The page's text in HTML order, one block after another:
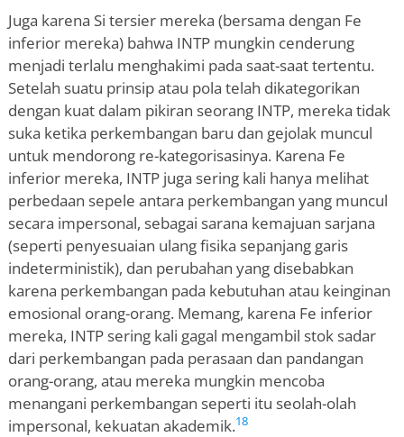
Juga karena Si tersier mereka (bersama dengan Fe
inferior mereka) bahwa INTP mungkin cenderung
menjadi terlalu menghakimi pada saat-saat tertentu.
Setelah suatu prinsip atau pola telah dikategorikan
dengan kuat dalam pikiran seorang INTP, mereka tidak
suka ketika perkembangan baru dan gejolak muncul
untuk mendorong re-kategorisasinya. Karena Fe
inferior mereka, INTP juga sering kali hanya melihat
perbedaan sepele antara perkembangan yang muncul
secara impersonal, sebagai sarana kemajuan sarjana
(seperti penyesuaian ulang fisika sepanjang garis
indeterministik), dan perubahan yang disebabkan
karena perkembangan pada kebutuhan atau keinginan
emosional orang-orang. Memang, karena Fe inferior
mereka, INTP sering kali gagal mengambil stok sadar
dari perkembangan pada perasaan dan pandangan
orang-orang, atau mereka mungkin mencoba
menangani perkembangan seperti itu seolah-olah
impersonal, kekuatan akademik.18